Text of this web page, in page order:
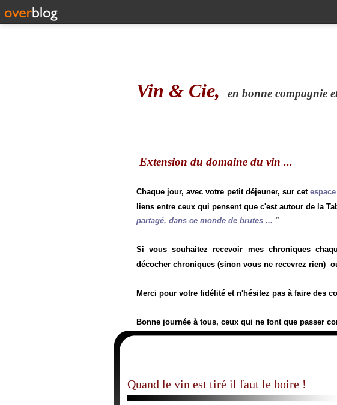
Vin & Cie, en bonne compagnie
Extension du domaine du vin ...
Chaque jour, avec votre petit déjeuner, sur cet
liens entre ceux qui pensent que c'est autour de la
partagé, dans ce monde de brutes ... "
Si vous souhaitez recevoir mes chroniques
décocher chroniques (sinon vous ne recevrez rien)
Merci pour votre fidélité et n'hésitez pas à faire des
Bonne journée à tous, ceux qui ne font que passer
Quand le vin est tiré il faut le boire !